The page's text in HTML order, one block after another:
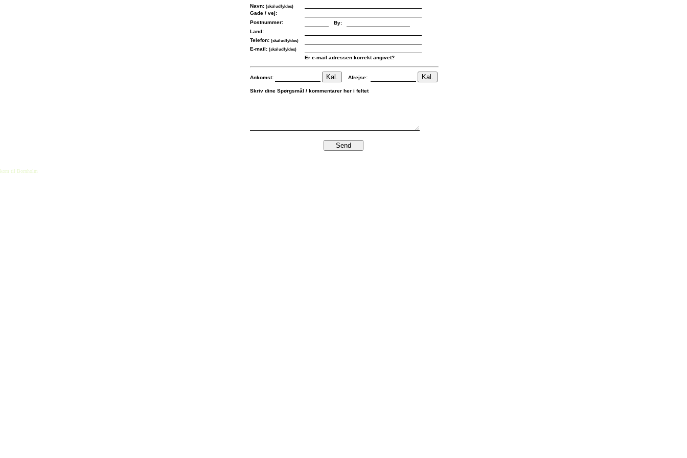
Navn: (skal udfyldes)
Gade / vej:
Postnummer:
By:
Land:
Telefon: (skal udfyldes)
E-mail: (skal udfyldes)
Er e-mail adressen korrekt angivet?
Ankomst: Afrejse:
Skriv dine Spørgsmål / kommentarer her i feltet
kom til Bornholm